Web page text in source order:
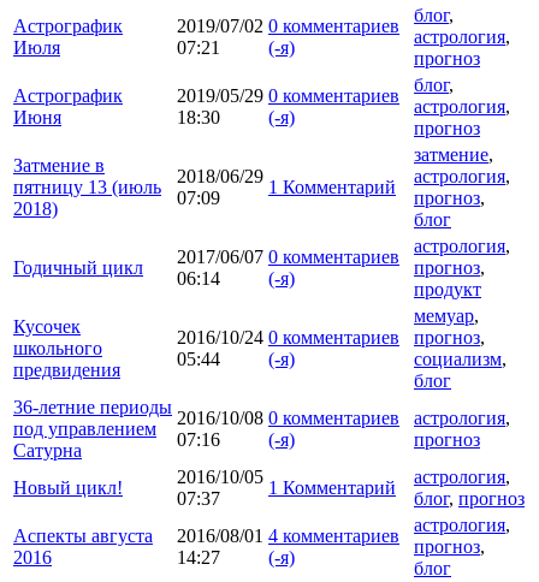
Астрографик
Июля
2019/07/02
07:21
0 комментариев
(-я)
блог,
астрология,
прогноз
Астрографик
Июня
2019/05/29
18:30
0 комментариев
(-я)
блог,
астрология,
прогноз
Затмение в
пятницу 13 (июль
2018)
2018/06/29
07:09
1 Комментарий
затмение,
астрология,
прогноз,
блог
Годичный цикл
2017/06/07
06:14
0 комментариев
(-я)
астрология,
прогноз,
продукт
Кусочек
школьного
предвидения
2016/10/24
05:44
0 комментариев
(-я)
мемуар,
прогноз,
социализм,
блог
36-летние периоды
под управлением
Сатурна
2016/10/08
07:16
0 комментариев
(-я)
астрология,
прогноз
Новый цикл!
2016/10/05
07:37
1 Комментарий
астрология,
блог, прогноз
Аспекты августа
2016
2016/08/01
14:27
4 комментариев
(-я)
астрология,
прогноз,
блог